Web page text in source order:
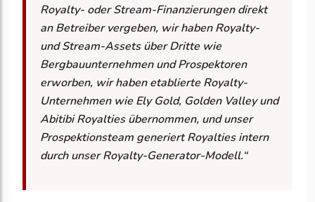
Royalty- oder Stream-Finanzierungen direkt
an Betreiber vergeben, wir haben Royalty-
und Stream-Assets über Dritte wie
Bergbauunternehmen und Prospektoren
erworben, wir haben etablierte Royalty-
Unternehmen wie Ely Gold, Golden Valley und
Abitibi Royalties übernommen, und unser
Prospektionsteam generiert Royalties intern
durch unser Royalty-Generator-Modell.“